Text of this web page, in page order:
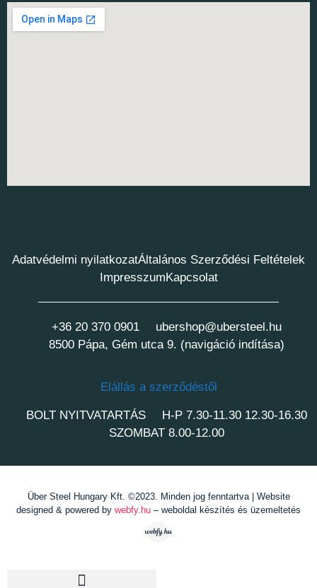
Adatvédelmi nyilatkozatÁltalános Szerződési Feltételek
Impresszum Kapcsolat
+36 20 370 0901
ubershop@ubersteel.hu
8500 Pápa, Gém utca 9. (navigáció indítása)
Elállás a szerződéstől
BOLT NYITVATARTÁS
H-P 7.30-11.30 12.30-16.30
SZOMBAT 8.00-12.00
Über Steel Hungary Kft. ©2023. Minden jog fenntartva | Website
designed & powered by webfy.hu – weboldal készítés és üzemeltetés